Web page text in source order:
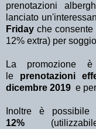
prenotazioni
lanciato
Friday che consente
12% extra) per
La promozione
le prenotazioni
dicembre 2019 e per
Inoltre è
12%